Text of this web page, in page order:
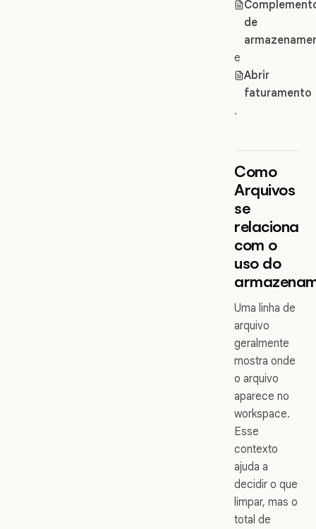
de
e
Abrir
faturamento
.
Como
Arquivos
se
relaciona
com o
uso do
Uma linha de
arquivo
geralmente
mostra onde
o arquivo
aparece no
workspace.
Esse
contexto
ajuda a
decidir o que
limpar, mas o
total de